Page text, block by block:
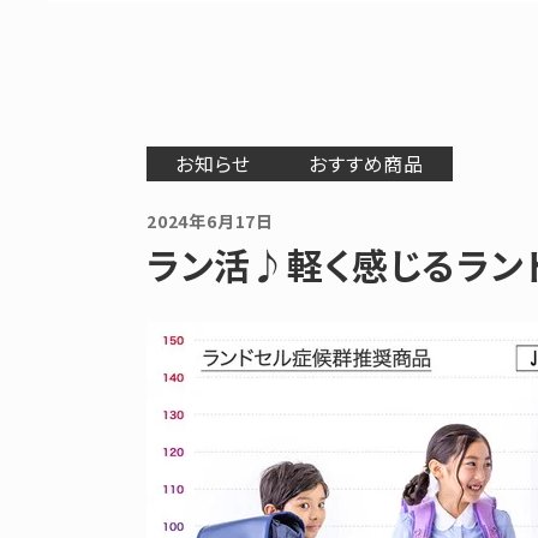
お知らせ おすすめ商品
2024年6月17日
ラン活♪軽く感じるラ